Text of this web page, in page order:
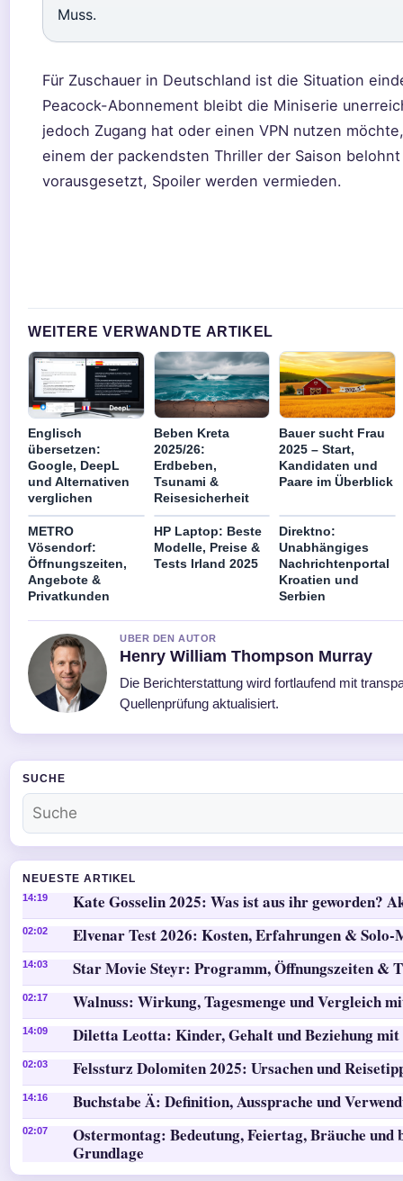
Muss.
Für Zuschauer in Deutschland ist die Situation
Peacock-Abonnement bleibt die Miniserie
jedoch Zugang hat oder einen VPN nutzen
einem der packendsten Thriller der Saison belohnt
vorausgesetzt, Spoiler werden vermieden.
WEITERE VERWANDTE ARTIKEL
Englisch
übersetzen:
Google, DeepL
und Alternativen
verglichen
Beben Kreta
2025/26:
Erdbeben,
Tsunami &
Reisesicherheit
Bauer sucht Frau
2025 – Start,
Kandidaten und
Paare im Überblick
METRO
Vösendorf:
Öffnungszeiten,
Angebote &
Privatkunden
HP Laptop: Beste
Modelle, Preise &
Tests Irland 2025
Direktno:
Unabhängiges
Nachrichtenportal
Kroatien und
Serbien
UBER DEN AUTOR
Henry William Thompson Murray
Die Berichterstattung wird fortlaufend mit
Quellenprüfung aktualisiert.
SUCHE
NEUESTE ARTIKEL
14:19 Kate Gosselin 2025: Was ist aus ihr geworden?
02:02 Elvenar Test 2026: Kosten, Erfahrungen & Solo-
14:03 Star Movie Steyr: Programm, Öffnungszeiten &
02:17 Walnuss: Wirkung, Tagesmenge und Vergleich
14:09 Diletta Leotta: Kinder, Gehalt und Beziehung
02:03 Felssturz Dolomiten 2025: Ursachen und
14:16 Buchstabe Ä: Definition, Aussprache und
02:07
Ostermontag: Bedeutung, Feiertag, Bräuche und
Grundlage